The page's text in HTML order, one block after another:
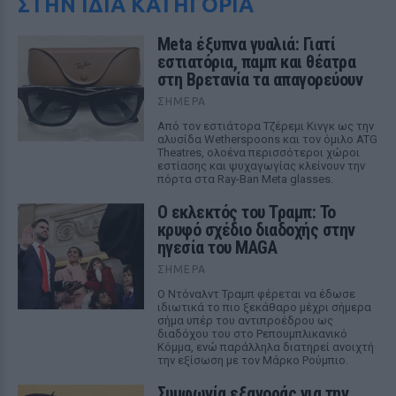
ΣΤΗΝ ΙΔΙΑ ΚΑΤΗΓΟΡΙΑ
Meta έξυπνα γυαλιά: Γιατί
εστιατόρια, παμπ και θέατρα
στη Βρετανία τα απαγορεύουν
ΣΉΜΕΡΑ
Από τον εστιάτορα Τζέρεμι Κινγκ ως την
αλυσίδα Wetherspoons και τον όμιλο ATG
Theatres, ολοένα περισσότεροι χώροι
εστίασης και ψυχαγωγίας κλείνουν την
πόρτα στα Ray-Ban Meta glasses.
Ο εκλεκτός του Τραμπ: Το
κρυφό σχέδιο διαδοχής στην
ηγεσία του MAGA
ΣΉΜΕΡΑ
Ο Ντόναλντ Τραμπ φέρεται να έδωσε
ιδιωτικά το πιο ξεκάθαρο μέχρι σήμερα
σήμα υπέρ του αντιπροέδρου ως
διαδόχου του στο Ρεπουμπλικανικό
Κόμμα, ενώ παράλληλα διατηρεί ανοιχτή
την εξίσωση με τον Μάρκο Ρούμπιο.